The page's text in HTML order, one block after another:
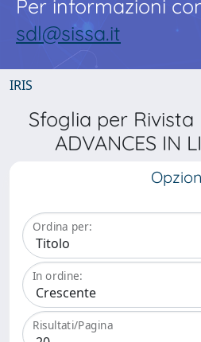
Per informazioni
sdl@sissa.it
IRIS
Sfoglia per Rivista
ADVANCES IN
Ordina per:
In ordine:
Risultati/Pagina